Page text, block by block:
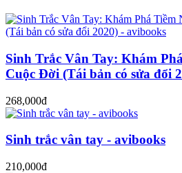
Sinh Trắc Vân Tay: Khám
Cuộc Đời (Tái bản có sửa đổi
268,000đ
Sinh trắc vân tay - avibooks
210,000đ